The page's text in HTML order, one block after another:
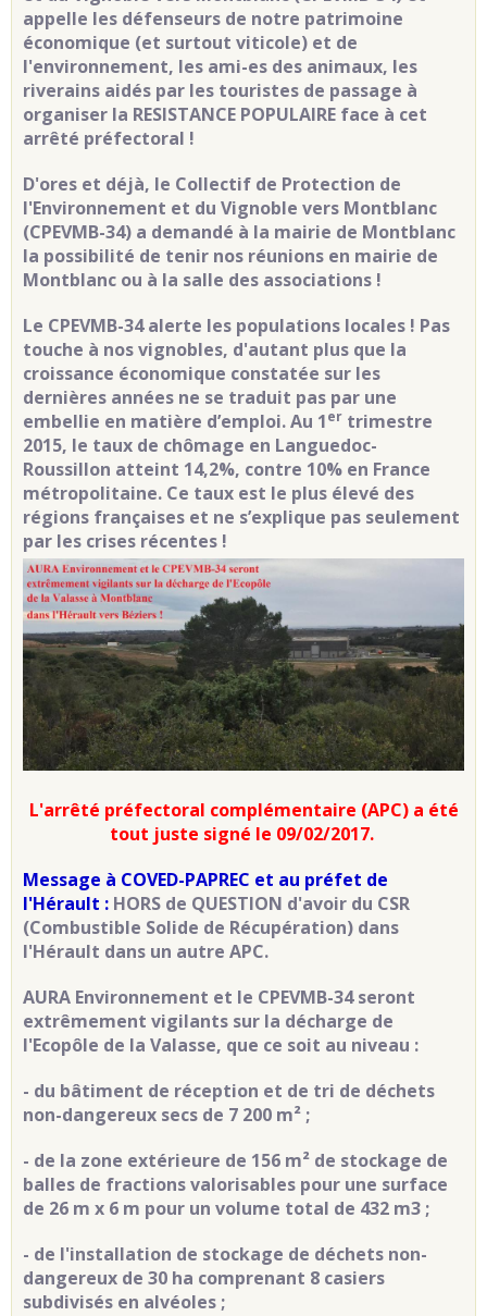
appelle les défenseurs de notre patrimoine
économique (et surtout viticole) et de
l'environnement, les ami-es des animaux, les
riverains aidés par les touristes de passage à
organiser la RESISTANCE POPULAIRE face à cet
arrêté préfectoral !
D'ores et déjà, le Collectif de Protection de
l'Environnement et du Vignoble vers Montblanc
(CPEVMB-34) a demandé à la mairie de Montblanc
la possibilité de tenir nos réunions en mairie de
Montblanc ou à la salle des associations !
Le CPEVMB-34 alerte les populations locales ! Pas
touche à nos vignobles, d'autant plus que la
croissance économique constatée sur les
dernières années ne se traduit pas par une
embellie en matière d’emploi. Au 1er trimestre
2015, le taux de chômage en Languedoc-
Roussillon atteint 14,2%, contre 10% en France
métropolitaine. Ce taux est le plus élevé des
régions françaises et ne s’explique pas seulement
par les crises récentes !
L'arrêté préfectoral complémentaire (APC) a été
tout juste signé le 09/02/2017.
Message à COVED-PAPREC et au préfet de
l'Hérault : HORS de QUESTION d'avoir du CSR
(Combustible Solide de Récupération) dans
l'Hérault dans un autre APC.
AURA Environnement et le CPEVMB-34 seront
extrêmement vigilants sur la décharge de
l'Ecopôle de la Valasse, que ce soit au niveau :
- du bâtiment de réception et de tri de déchets
non-dangereux secs de 7 200 m² ;
- de la zone extérieure de 156 m² de stockage de
balles de fractions valorisables pour une surface
de 26 m x 6 m pour un volume total de 432 m3 ;
- de l'installation de stockage de déchets non-
dangereux de 30 ha comprenant 8 casiers
subdivisés en alvéoles ;